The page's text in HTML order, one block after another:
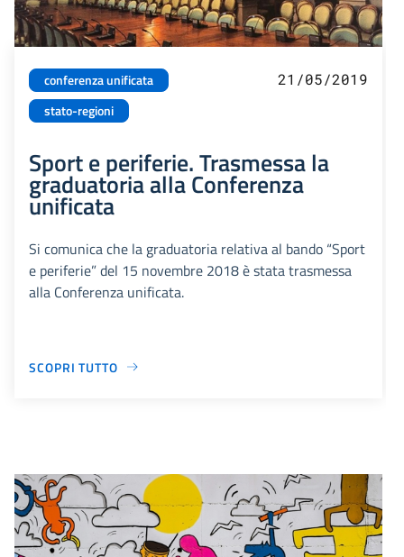
conferenza unificata
stato-regioni
21/05/2019
Sport e periferie. Trasmessa la
graduatoria alla Conferenza
unificata
Si comunica che la graduatoria relativa al bando “Sport
e periferie” del 15 novembre 2018 è stata trasmessa
alla Conferenza unificata.
SCOPRI TUTTO